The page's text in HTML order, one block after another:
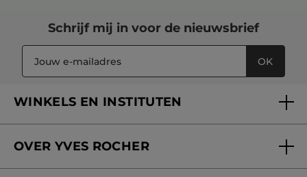
Schrijf mij in voor de nieuwsbrief
OK
WINKELS EN INSTITUTEN
Verzorging in onze Schoonheidsinstituten
OVER YVES ROCHER